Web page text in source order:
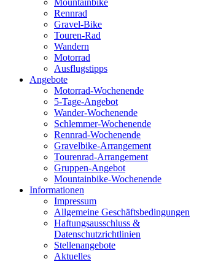
Mountainbike
Rennrad
Gravel-Bike
Touren-Rad
Wandern
Motorrad
Ausflugstipps
Angebote
Motorrad-Wochenende
5-Tage-Angebot
Wander-Wochenende
Schlemmer-Wochenende
Rennrad-Wochenende
Gravelbike-Arrangement
Tourenrad-Arrangement
Gruppen-Angebot
Mountainbike-Wochenende
Informationen
Impressum
Allgemeine Geschäftsbedingungen
Haftungsausschluss &
Datenschutzrichtlinien
Stellenangebote
Aktuelles